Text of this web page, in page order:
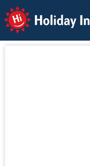
Holiday Info